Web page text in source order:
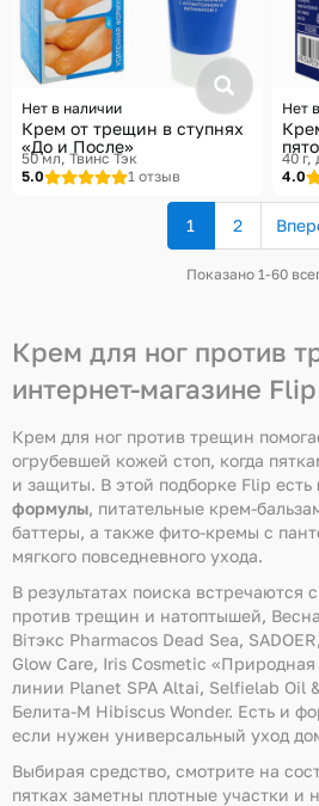
Нет в наличии
Крем от трещин в ступнях
«До и После»
50 мл Твинс Тэк
5.0
1 отзыв
Нет
от
40 г,
4.0
1(текущая
2
Показано 1-60
Крем для ног против
интернет-магазине Flip
Крем для ног против трещин
огрубевшей кожей стоп, когда
и защиты. В этой подборке Flip есть
формулы, питательные крем-
баттеры, а также фито-кремы с
мягкого повседневного ухода.
В результатах поиска встречаются
против трещин и натоптышей,
Вiтэкс Pharmacos Dead Sea,
Glow Care, Iris Cosmetic
линии Planet SPA Altai, Selfielab Oil
Белита-М Hibiscus Wonder. Есть и
если нужен универсальный уход
Выбирая средство, смотрите на
пятках заметны плотные участки и